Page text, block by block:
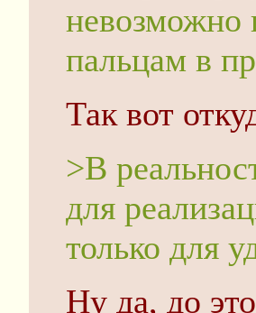
невозможно
пальцам в
Так вот
>В
для
только для
Ну да, до